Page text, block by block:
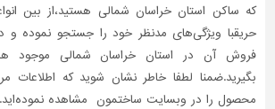
که ساکن استان خراسان شمالی هستید،از بین
حریقبا ویژگی‌های مدنظر خود را جستجو نموده و
فروش آن در استان خراسان شمالی موجود
بگیرید.ضمنا لطفا خاطر نشان شوید که اطلاعات
محصول را در وبسایت ساختمون مشاهده نموده‌اید.